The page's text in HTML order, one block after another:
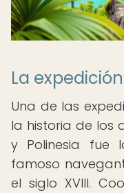
La
Una de las
la historia de los
y Polinesia
famoso
el siglo XVIII.